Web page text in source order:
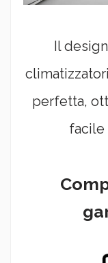
Il
perfetta,
facile